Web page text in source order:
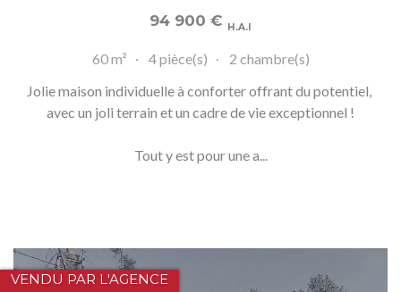
94 900 € H.A.I
60 m² 4 pièce(s)
2 chambre(s)
Jolie maison individuelle à conforter offrant du potentiel,
avec un joli terrain et un cadre de vie exceptionnel !
Tout y est pour une a...
VENDU PAR L'AGENCE